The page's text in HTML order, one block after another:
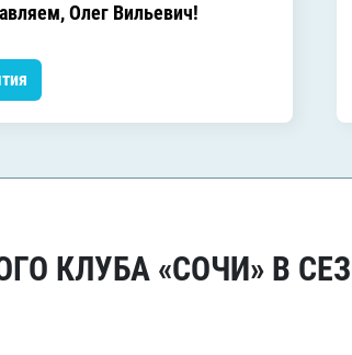
Олег Вильевич!
КЛУБА «СОЧИ» В